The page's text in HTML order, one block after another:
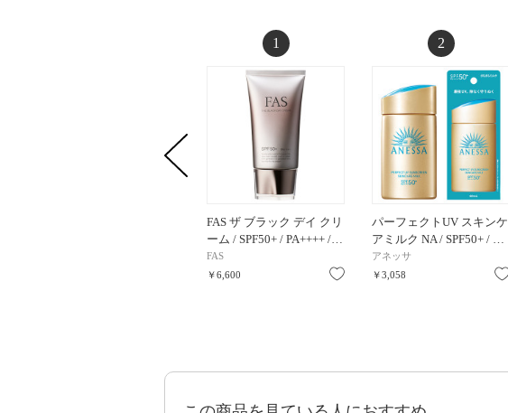
1
FAS ザ ブラック デイ クリ
ーム / SPF50+ / PA++++ /…
FAS
￥6,600
お気に入り
2
パーフェクトUV スキンケ
アミルク NA / SPF50+ / …
アネッサ
￥3,058